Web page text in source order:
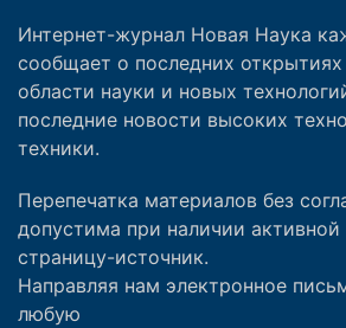
Интернет-журнал Новая Наука
сообщает о последних
области науки и новых
последние новости высоких
техники.
Перепечатка материалов без
допустима при наличии активной
страницу-источник.
Направляя нам электронное
любую